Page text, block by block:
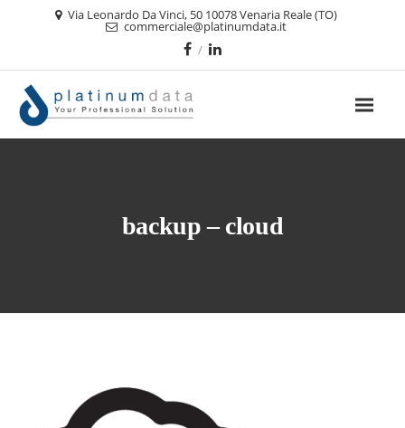
Via Leonardo Da Vinci, 50 10078 Venaria Reale (TO)
commerciale@platinumdata.it
backup – cloud